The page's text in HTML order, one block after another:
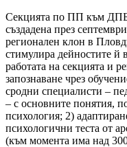
Секцията по ПП към ДПБ
създадена през
регионален клон в
стимулира дейностите
работата на секцията и
запознаване чрез
сродни специалисти –
– с основните понятия,
психология; 2)
психологични теста от
(към момента има над